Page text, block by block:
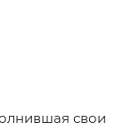
свои